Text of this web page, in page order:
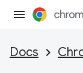
Docs